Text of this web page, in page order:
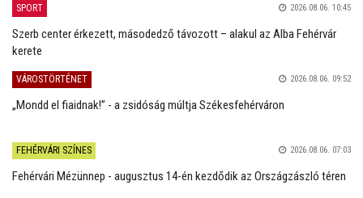
SPORT 2026.08.06. 10:45
Szerb center érkezett, másodedző távozott – alakul az Alba Fehérvár
kerete
VÁROSTÖRTÉNET 2026.08.06. 09:52
„Mondd el fiaidnak!” - a zsidóság múltja Székesfehérváron
FEHÉRVÁRI SZÍNES 2026.08.06. 07:03
Fehérvári Mézünnep - augusztus 14-én kezdődik az Országzászló téren